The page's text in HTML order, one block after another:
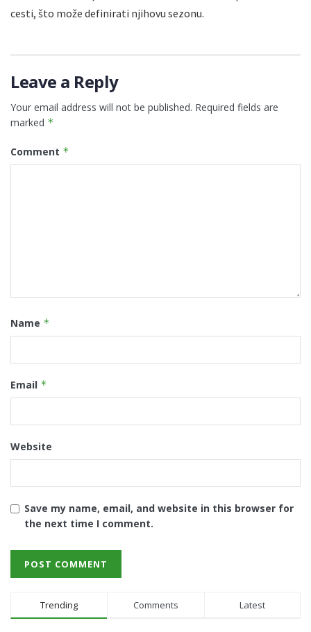
cesti, što može definirati njihovu sezonu.
Leave a Reply
Your email address will not be published. Required fields are
marked *
Comment *
Name *
Email *
Website
Save my name, email, and website in this browser for
the next time I comment.
Trending Comments Latest